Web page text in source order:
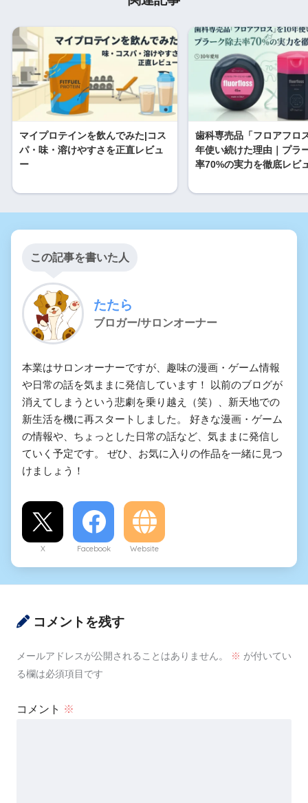
マイプロテインを飲んでみた|コス
パ・味・溶けやすさを正直レビュ
ー
歯科専売品「フロアフロ
年使い続けた理由｜プラ
率70%の実力を徹底レビ
この記事を書いた人
たたら
ブロガー/サロンオーナー
本業はサロンオーナーですが、趣味の漫画・ゲーム情報
や日常の話を気ままに発信しています！ 以前のブログが
消えてしまうという悲劇を乗り越え（笑）、新天地での
新生活を機に再スタートしました。 好きな漫画・ゲーム
の情報や、ちょっとした日常の話など、気ままに発信し
ていく予定です。 ぜひ、お気に入りの作品を一緒に見つ
けましょう！
X Facebook Website
コメントを残す
メールアドレスが公開されることはありません。 ※ が付いてい
る欄は必須項目です
コメント ※